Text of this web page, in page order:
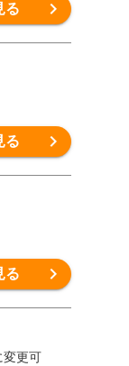
る
る
る
変更可